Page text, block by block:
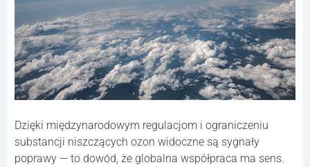
Dzięki międzynarodowym regulacjom i ograniczeniu
substancji niszczących ozon widoczne są sygnały
poprawy — to dowód, że globalna współpraca ma sens.